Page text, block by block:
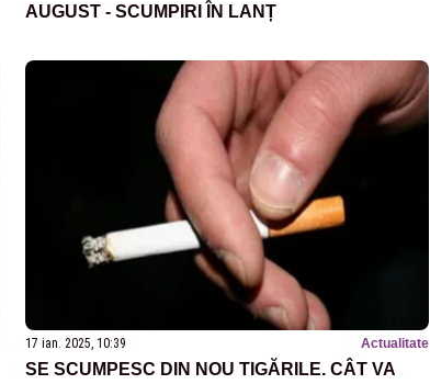
AUGUST - SCUMPIRI ÎN LANȚ
17 ian. 2025, 10:39 Actualitate
SE SCUMPESC DIN NOU TIGĂRILE. CÂT VA